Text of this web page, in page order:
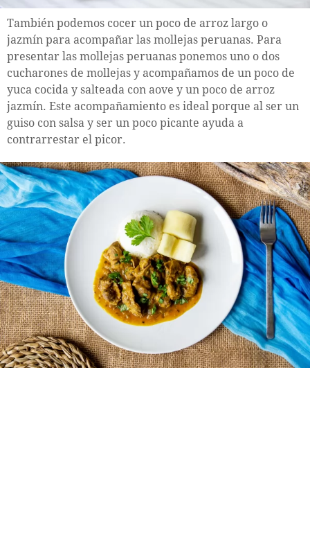
También podemos cocer un poco de arroz largo o
jazmín para acompañar las mollejas peruanas. Para
presentar las mollejas peruanas ponemos uno o dos
cucharones de mollejas y acompañamos de un poco de
yuca cocida y salteada con aove y un poco de arroz
jazmín. Este acompañamiento es ideal porque al ser un
guiso con salsa y ser un poco picante ayuda a
contrarrestar el picor.